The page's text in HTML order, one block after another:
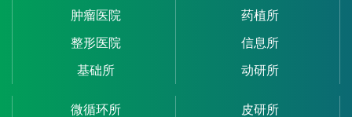
肿瘤医院
整形医院
基础所
药植所
信息所
动研所
微循环所 皮研所